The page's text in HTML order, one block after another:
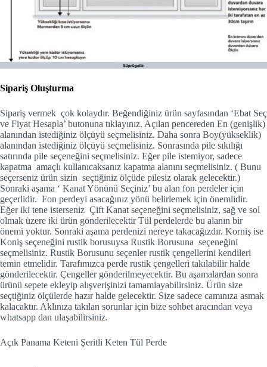
Sipariş Oluşturma
Sipariş vermek çok kolaydır. Beğendiğiniz ürün sayfasından ‘Ebat Seç
ve Fiyat Hesapla’ butonuna tıklayınız. Açılan pencereden En (genişlik)
alanından istediğiniz ölçüyü seçmelisiniz. Daha sonra Boy(yükseklik)
alanından istediğiniz ölçüyü seçmelisiniz. Sonrasında pile sıkılığı
satırında pile seçeneğini seçmelisiniz. Eğer pile istemiyor, sadece
kapatma amaçlı kullanıcaksanız kapatma alanını seçmelisiniz. ( Bunu
seçerseniz ürün sizin seçtiğiniz ölçüde pilesiz olarak gelecektir.)
Sonraki aşama ‘ Kanat Yönünü Seçiniz’ bu alan fon perdeler için
geçerlidir. Fon perdeyi asacağınız yönü belirlemek için önemlidir.
Eğer iki tene isterseniz Çift Kanat seçeneğini seçmelisiniz, sağ ve sol
olmak üzere iki ürün gönderilecektir Tül perdelerde bu alanın bir
önemi yoktur. Sonraki aşama perdenizi nereye takacağızdır. Korniş ise
Koniş seçeneğini rustik borusuysa Rustik Borusuna seçeneğini
seçmelisiniz. Rustik Borusunu seçenler rustik çengellerini kendileri
temin etmelidir. Tarafımızca perde rustik çengelleri takılabilir halde
gönderilecektir. Çengeller gönderilmeyecektir. Bu aşamalardan sonra
ürünü sepete ekleyip alışverişinizi tamamlayabilirsiniz. Ürün size
seçtiğiniz ölçülerde hazır halde gelecektir. Size sadece camınıza asmak
kalacaktır. Aklınıza takılan sorunlar için bize sohbet aracından veya
whatsapp dan ulaşabilirsiniz.
Açık Panama Keteni Şeritli Keten Tül Perde